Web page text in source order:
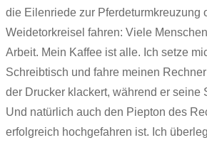
die Eilenriede zur Pferdeturmkreuzung
Weidetorkreisel fahren: Viele
Arbeit. Mein Kaffee ist alle. Ich setze
Schreibtisch und fahre meinen
der Drucker klackert, während er seine
Und natürlich auch den Piepton des
erfolgreich hochgefahren ist. Ich